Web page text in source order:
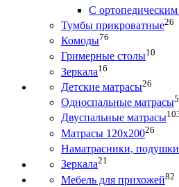
С
Тумбы прикроватные26
Комоды76
Гримерные столы10
Зеркала16
Детские матрасы26
Односпальные матрасы
Двуспальные матрасы
Матрасы 120х20026
Наматрасники, подушки
Зеркала21
Мебель для прихожей82